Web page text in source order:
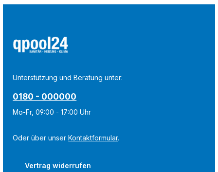
Unterstützung und Beratung unter:
0180 - 000000
Mo-Fr, 09:00 - 17:00 Uhr
Oder über unserKontaktformular.
Vertrag widerrufen